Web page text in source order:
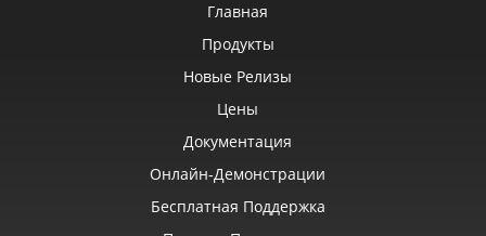
Главная
Продукты
Новые Релизы
Цены
Документация
Онлайн‑демонстрации
Бесплатная Поддержка